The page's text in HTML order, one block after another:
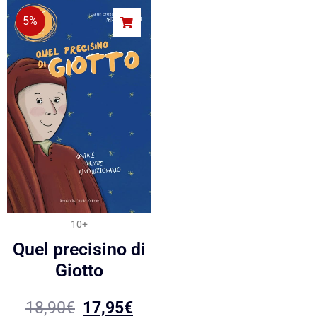
5%
10+
Quel precisino di
Giotto
18,90€ 17,95€